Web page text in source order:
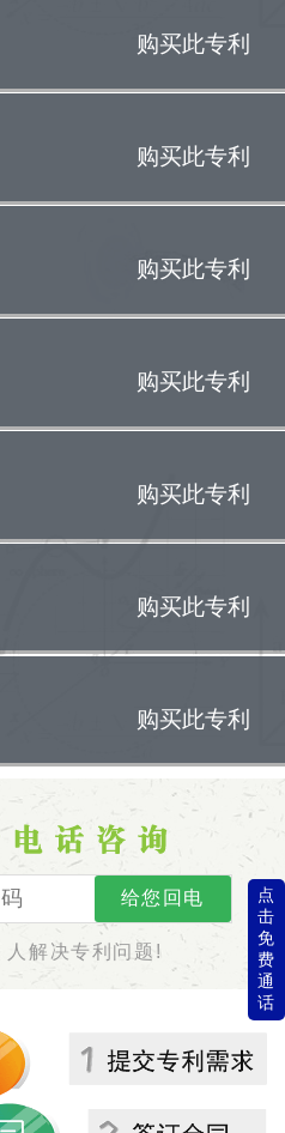
购买此专利
购买此专利
购买此专利
购买此专利
购买此专利
购买此专利
购买此专利
给您回电
人解决专利问题!
点
击
免
费
通
话